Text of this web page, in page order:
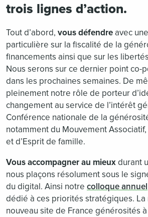
trois lignes d’action.
Tout d’abord, vous défendre avec
particulière sur la fiscalité de la
financements ainsi que sur les
Nous serons sur ce dernier point co-
dans les prochaines semaines. De
pleinement notre rôle de porteur
changement au service de l’intérêt
Conférence nationale de la
notamment du Mouvement Associatif,
et d’Esprit de famille.
Vous accompagnerau mieuxdurant
nous plaçons résolument sous le
du digital. Ainsi notre colloque annuel
dédié à ces priorités stratégiques. La
nouveau site de France générosités